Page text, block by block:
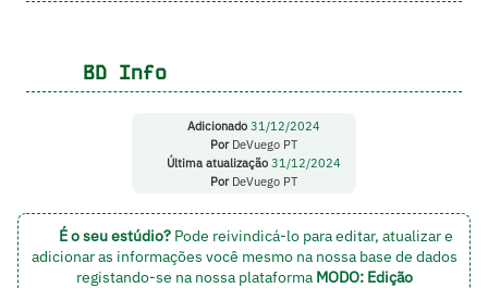
BD Info
Adicionado 31/12/2024
PorDeVuego PT
Última atualização 31/12/2024
PorDeVuego PT
É o seu estúdio?Pode reivindicá-lo para editar, atualizar e
adicionar as informações você mesmo na nossa base de dados
registando-se na nossa plataforma MODO: Edição